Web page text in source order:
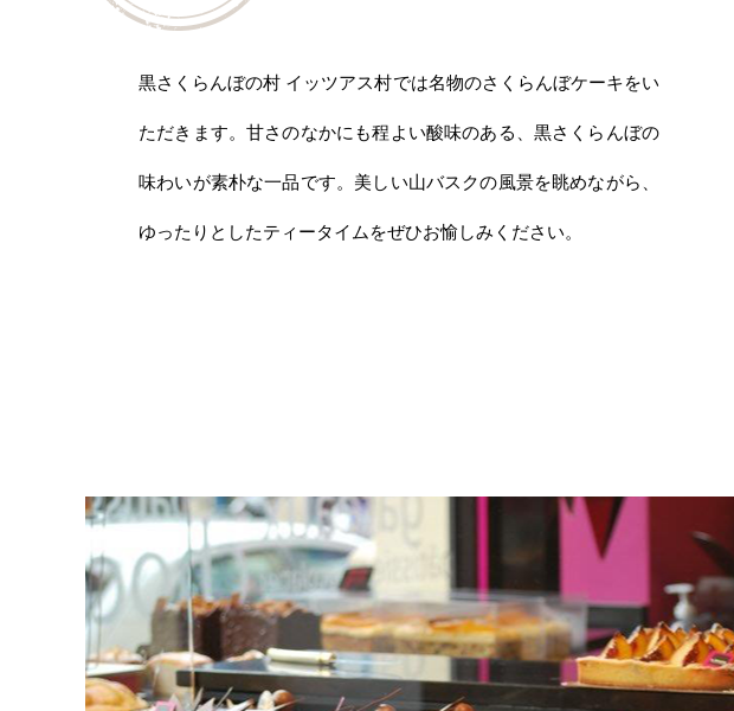
黒さくらんぼの村 イッツアス村では名物のさくらんぼケーキをい
ただきます。甘さのなかにも程よい酸味のある、黒さくらんぼの
味わいが素朴な一品です。美しい山バスクの風景を眺めながら、
ゆったりとしたティータイムをぜひお愉しみください。